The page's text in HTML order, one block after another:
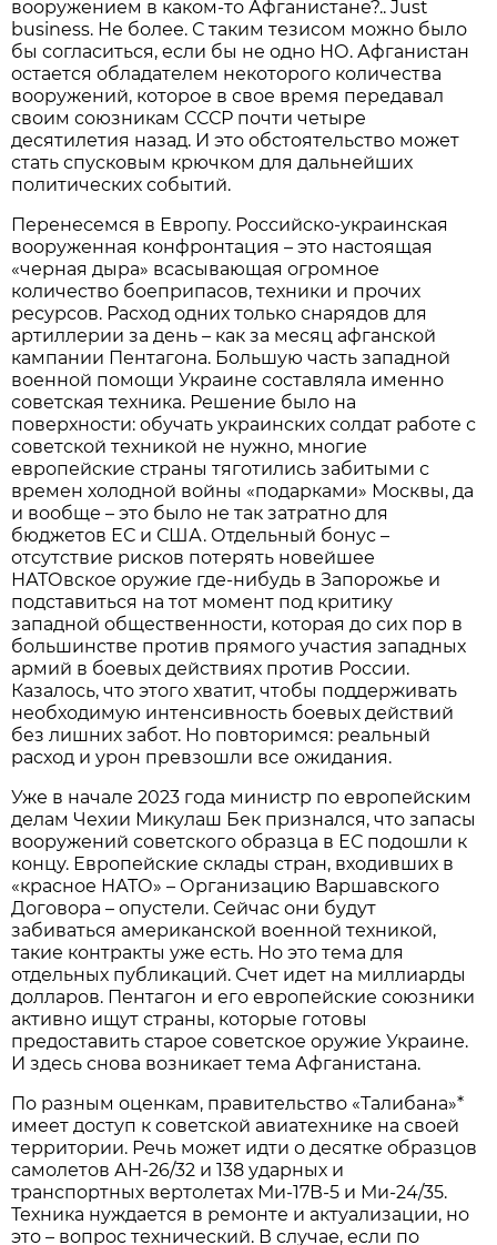
вооружением в каком-то Афганистане?.. Just
business. Не более. С таким тезисом можно было
бы согласиться, если бы не одно НО. Афганистан
остается обладателем некоторого количества
вооружений, которое в свое время передавал
своим союзникам СССР почти четыре
десятилетия назад. И это обстоятельство может
стать спусковым крючком для дальнейших
политических событий.
Перенесемся в Европу. Российско-украинская
вооруженная конфронтация – это настоящая
«черная дыра» всасывающая огромное
количество боеприпасов, техники и прочих
ресурсов. Расход одних только снарядов для
артиллерии за день – как за месяц афганской
кампании Пентагона. Большую часть западной
военной помощи Украине составляла именно
советская техника. Решение было на
поверхности: обучать украинских солдат работе с
советской техникой не нужно, многие
европейские страны тяготились забитыми с
времен холодной войны «подарками» Москвы, да
и вообще – это было не так затратно для
бюджетов ЕС и США. Отдельный бонус –
отсутствие рисков потерять новейшее
НАТОвское оружие где-нибудь в Запорожье и
подставиться на тот момент под критику
западной общественности, которая до сих пор в
большинстве против прямого участия западных
армий в боевых действиях против России.
Казалось, что этого хватит, чтобы поддерживать
необходимую интенсивность боевых действий
без лишних забот. Но повторимся: реальный
расход и урон превзошли все ожидания.
Уже в начале 2023 года министр по европейским
делам Чехии Микулаш Бек признался, что запасы
вооружений советского образца в ЕС подошли к
концу. Европейские склады стран, входивших в
«красное НАТО» – Организацию Варшавского
Договора – опустели. Сейчас они будут
забиваться американской военной техникой,
такие контракты уже есть. Но это тема для
отдельных публикаций. Счет идет на миллиарды
долларов. Пентагон и его европейские союзники
активно ищут страны, которые готовы
предоставить старое советское оружие Украине.
И здесь снова возникает тема Афганистана.
По разным оценкам, правительство «Талибана»*
имеет доступ к советской авиатехнике на своей
территории. Речь может идти о десятке образцов
самолетов АН-26/32 и 138 ударных и
транспортных вертолетах Ми-17В-5 и Ми-24/35.
Техника нуждается в ремонте и актуализации, но
это – вопрос технический. В случае, если по